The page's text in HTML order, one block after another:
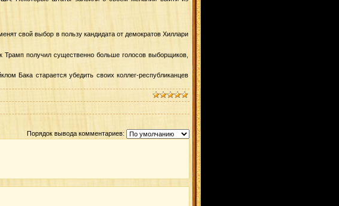
свой выбор в пользу кандидата от демократов Хиллари
Трамп получил существенно больше голосов выборщиков,
Бака старается убедить своих коллег-республиканцев
Порядок вывода комментариев: